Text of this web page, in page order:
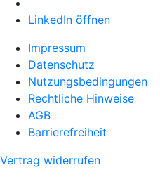
LinkedIn öffnen
Impressum
Datenschutz
Nutzungsbedingungen
Rechtliche Hinweise
AGB
Barrierefreiheit
Vertrag widerrufen